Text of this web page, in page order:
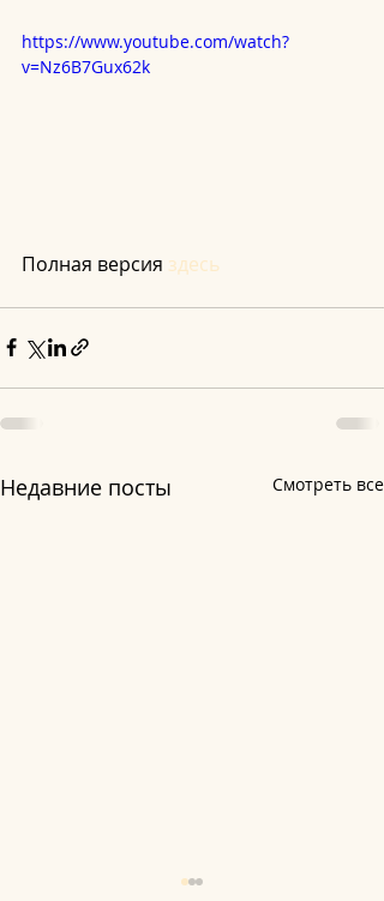
https://www.youtube.com/watch?
v=Nz6B7Gux62k
Полная версия здесь
Недавние посты Смотреть все